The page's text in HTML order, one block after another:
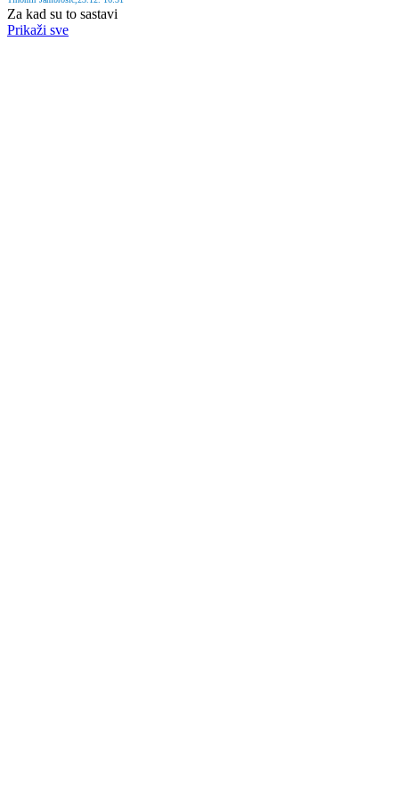
Za kad su to sastavi
Prikaži sve